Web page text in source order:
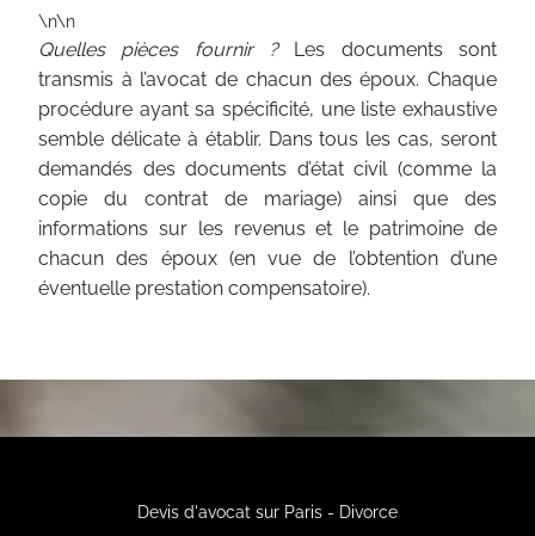
\n\n
Quelles pièces fournir ?Les documents sont
transmis à l’avocat de chacun des époux. Chaque
procédure ayant sa spécificité, une liste exhaustive
semble délicate à établir. Dans tous les cas, seront
demandés des documents d’état civil (comme la
copie du contrat de mariage) ainsi que des
informations sur les revenus et le patrimoine de
chacun des époux (en vue de l’obtention d’une
éventuelle prestation compensatoire).
Devis d'avocat sur Paris - Divorce